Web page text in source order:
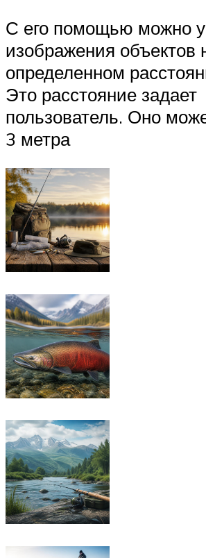
С его помощью можно
изображения объектов
определенном
Это расстояние задает
пользователь. Оно
3 метра